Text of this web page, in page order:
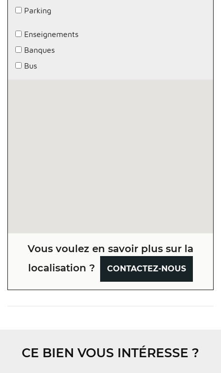
Parking
Enseignements
Banques
Bus
Vous voulez en savoir plus sur la
localisation ?
CONTACTEZ-NOUS
CE BIEN VOUS INTÉRESSE ?